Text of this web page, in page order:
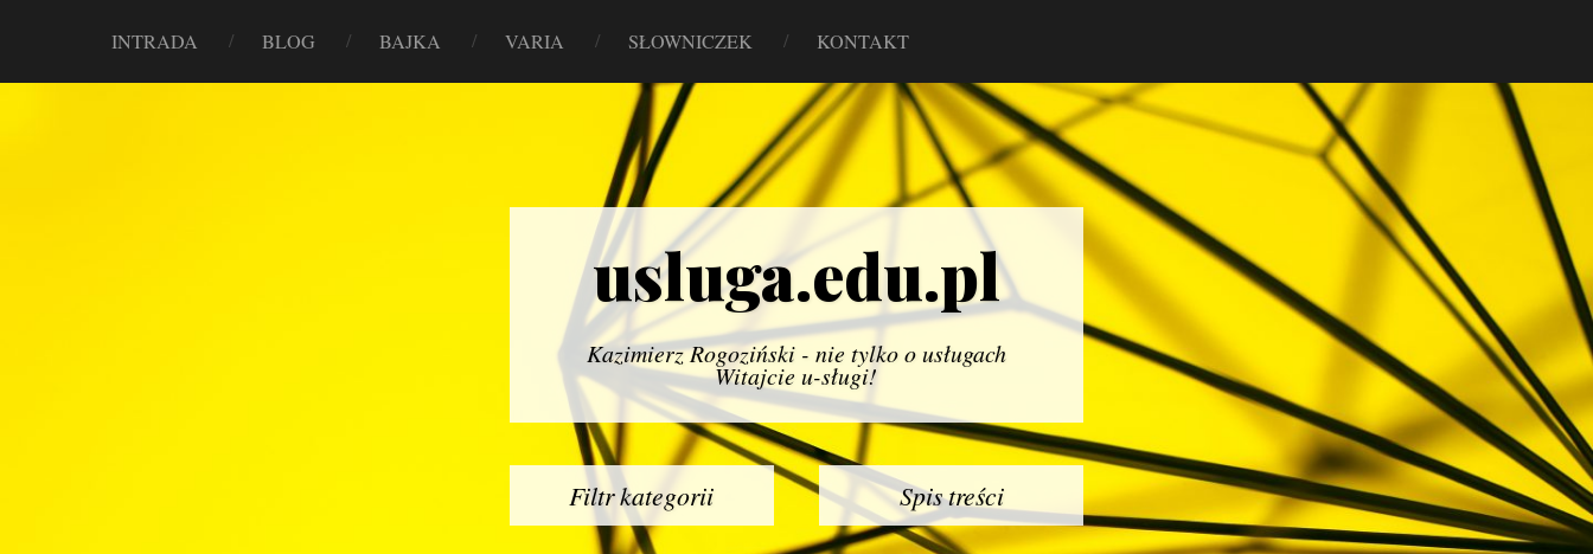
INTRADA BLOG BAJKA VARIA SŁOWNICZEK KONTAKT
usluga.edu.pl
Kazimierz Rogoziński - nie tylko o usługach
Witajcie u-sługi!
Filtr kategorii Spis treści